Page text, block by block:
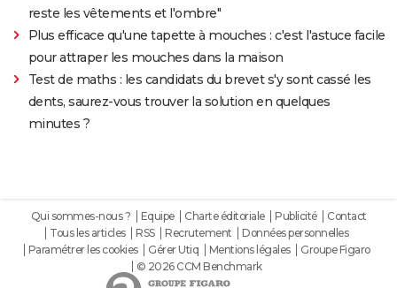
reste les vêtements et l'ombre"
Plus efficace qu'une tapette à mouches : c'est l'astuce facile
pour attraper les mouches dans la maison
Test de maths : les candidats du brevet s'y sont cassé les
dents, saurez-vous trouver la solution en quelques
minutes ?
Qui sommes-nous ? Equipe Charte éditoriale Publicité
Contact
Tous les articles
RSS Recrutement
Données personnelles
Paramétrer les cookies
Gérer Utiq Mentions légales
Groupe Figaro
© 2026 CCM Benchmark